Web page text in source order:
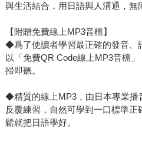
與生活結合，用日語與人溝通，無
【附贈免費線上MP3音檔】
◆爲了使讀者學習最正確的發音、
以「免費QR Code線上MP3音檔
掃即聽。
◆精質的線上MP3，由日本專業播
反覆練習，自然可學到一口標準
鬆就把日語學好。